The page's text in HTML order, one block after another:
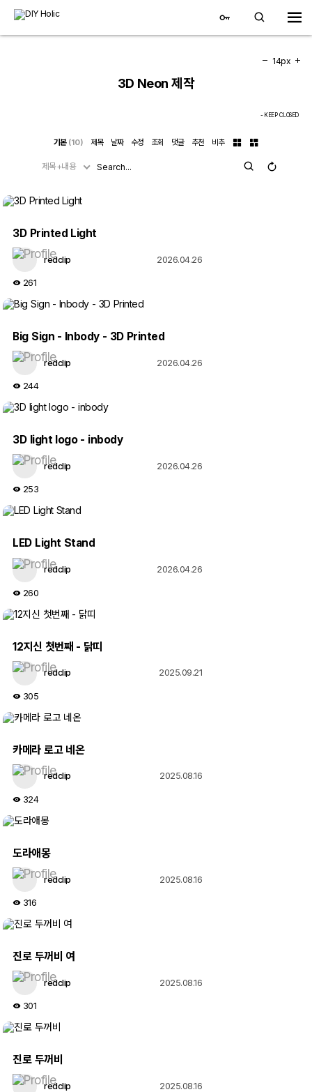
3D 프린팅 영상
미싱 자유게시판
CNC 자유게시판
CNC PICs
S/W
Com 자유게시판
프린트 자유게시판
3D Neon 제작
14px
- KEEP CLOSED
기본 (10) 제목 날짜 수정 조회 댓글 추천 비추
제목+내용
3D Printed Light
redclip 2026.04.26
261
Big Sign - Inbody - 3D Printed
redclip 2026.04.26
244
3D light logo - inbody
redclip 2026.04.26
253
LED Light Stand
redclip 2026.04.26
260
12지신 첫번째 - 닭띠
redclip 2025.09.21
305
카메라 로고 네온
redclip 2025.08.16
324
도라애몽
redclip 2025.08.16
316
진로 두꺼비 여
redclip 2025.08.16
301
진로 두꺼비
redclip 2025.08.16